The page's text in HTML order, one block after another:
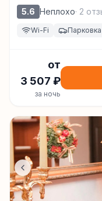
Маяковского, д.
5.6 Неплохо· 2
Wi-Fi Парковка
от
3 507 ₽
за ночь